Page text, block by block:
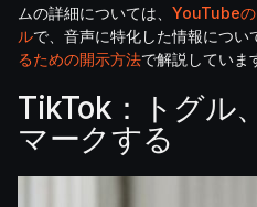
ムの詳細については、 YouTubeの
ルで、音声に特化した情報につい
るための開示方法で解説していま
TikTok：トグル
マークする